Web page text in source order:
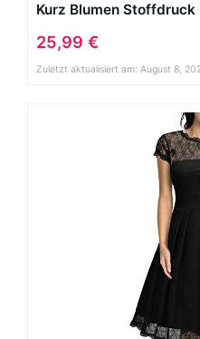
Kurz Blumen
Style Rockabilly Swing
Partykleid Weiß und
25,99 €
Zuletzt aktualisiert am: August 8,